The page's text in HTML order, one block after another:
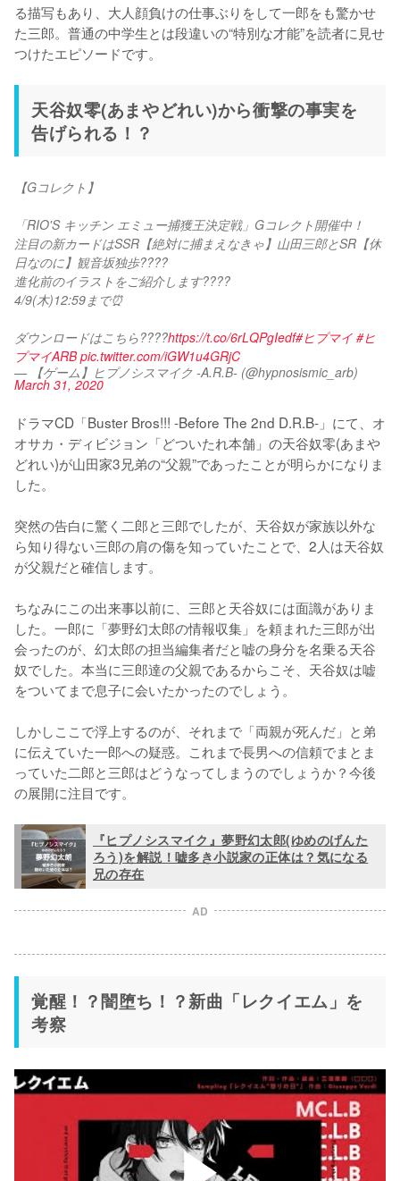
る描写もあり、大人顔負けの仕事ぶりをして一郎をも驚かせ
た三郎。普通の中学生とは段違いの“特別な才能”を読者に見せ
つけたエピソードです。
天谷奴零(あまやどれい)から衝撃の事実を
告げられる！？
【Gコレクト】
「RIO'S キッチン エミュー捕獲王決定戦」Gコレクト開催中！
注目の新カードはSSR【絶対に捕まえなきゃ】山田三郎とSR【休
日なのに】観音坂独歩????
進化前のイラストをご紹介します????
4/9(木)12:59まで⏰
ダウンロードはこちら????https://t.co/6rLQPgIedf#ヒプマイ #ヒ
プマイARB pic.twitter.com/iGW1u4GRjC
— 【ゲーム】ヒプノシスマイク -A.R.B- (@hypnosismic_arb)
March 31, 2020
ドラマCD「Buster Bros!!! -Before The 2nd D.R.B-」にて、オ
オサカ・ディビジョン「どついたれ本舗」の天谷奴零(あまや
どれい)が山田家3兄弟の“父親”であったことが明らかになりま
した。
突然の告白に驚く二郎と三郎でしたが、天谷奴が家族以外な
ら知り得ない三郎の肩の傷を知っていたことで、2人は天谷奴
が父親だと確信します。
ちなみにこの出来事以前に、三郎と天谷奴には面識がありま
した。一郎に「夢野幻太郎の情報収集」を頼まれた三郎が出
会ったのが、幻太郎の担当編集者だと嘘の身分を名乗る天谷
奴でした。本当に三郎達の父親であるからこそ、天谷奴は嘘
をついてまで息子に会いたかったのでしょう。
しかしここで浮上するのが、それまで「両親が死んだ」と弟
に伝えていた一郎への疑惑。これまで長男への信頼でまとま
っていた二郎と三郎はどうなってしまうのでしょうか？今後
の展開に注目です。
『ヒプノシスマイク』夢野幻太郎(ゆめのげんた
ろう)を解説！嘘多き小説家の正体は？気になる
兄の存在
AD
覚醒！？闇堕ち！？新曲「レクイエム」を
考察